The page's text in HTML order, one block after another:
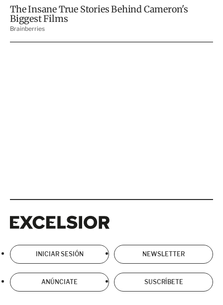
INICIAR SESIÓN NEWSLETTER
ANÚNCIATE SUSCRÍBETE